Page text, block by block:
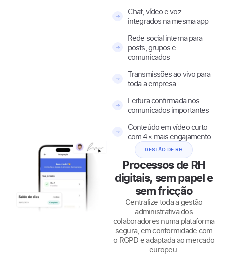
Chat, vídeo e voz
integrados na mesma app
Rede social interna para
posts, grupos e
comunicados
Transmissões ao vivo para
toda a empresa
Leitura confirmada nos
comunicados importantes
Conteúdo em vídeo curto
com 4× mais engajamento
GESTÃO DE RH
Processos de RH
digitais, sem papel e
sem fricção
Centralize toda a gestão
administrativa dos
colaboradores numa plataforma
segura, em conformidade com
o RGPD e adaptada ao mercado
europeu.